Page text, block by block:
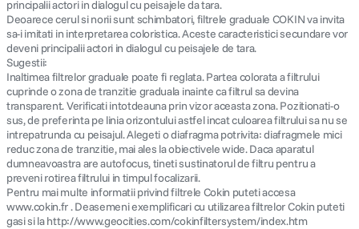
principalii actori in dialogul cu peisajele da tara.
Deoarece cerul si norii sunt schimbatori, filtrele graduale COKIN va invita
sa-i imitati in interpretarea coloristica. Aceste caracteristici secundare vor
deveni principalii actori in dialogul cu peisajele de tara.
Sugestii:
Inaltimea filtrelor graduale poate fi reglata. Partea colorata a filtrului
cuprinde o zona de tranzitie graduala inainte ca filtrul sa devina
transparent. Verificati intotdeauna prin vizor aceasta zona. Pozitionati-o
sus, de preferinta pe linia orizontului astfel incat culoarea filtrului sa nu se
intrepatrunda cu peisajul. Alegeti o diafragma potrivita: diafragmele mici
reduc zona de tranzitie, mai ales la obiectivele wide. Daca aparatul
dumneavoastra are autofocus, tineti sustinatorul de filtru pentru a
preveni rotirea filtrului in timpul focalizarii.
Pentru mai multe informatii privind filtrele Cokin puteti accesa
www.cokin.fr . Deasemeni exemplificari cu utilizarea filtrelor Cokin puteti
gasi si la http://www.geocities.com/cokinfiltersystem/index.htm